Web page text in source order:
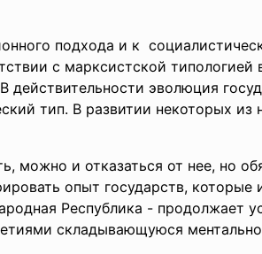
подхода и к
с марксистской типологией
действительности эволюция
тип. В развитии некоторых
и отказаться от нее, но
опыт государств,
Республика - продолжает
складывающуюся